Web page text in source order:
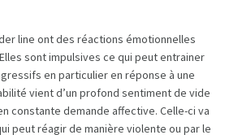
line ont des réactions émotionnelles
sont impulsives ce qui peut entrainer
en particulier en réponse à une
vient d’un profond sentiment de vide
constante demande affective. Celle-ci va
peut réagir de manière violente ou par le